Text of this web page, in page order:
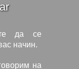
да се
начин.
на